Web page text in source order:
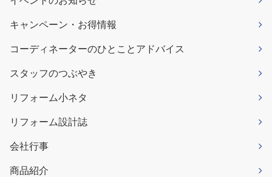
キャンペーン・お得情報
コーディネーターのひとことアドバイス
スタッフのつぶやき
リフォーム小ネタ
リフォーム設計誌
会社行事
商品紹介